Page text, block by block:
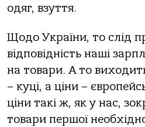
одяг, взуття.
Щодо України, то слід
відповідність наші
на товари. А то
– куці, а ціни –
ціни такі ж, як у нас,
товари першої